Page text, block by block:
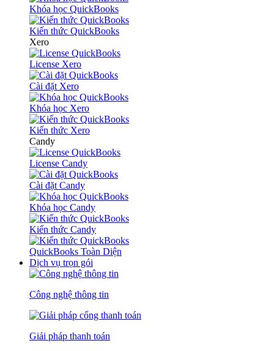
Khóa học QuickBooks
Kiến thức QuickBooks
Xero
License Xero
Cài đặt Xero
Khóa học Xero
Kiến thức Xero
Candy
License Candy
Cài đặt Candy
Khóa học Candy
Kiến thức Candy
QuickBooks Toàn Diện
Dịch vụ trọn gói
Công nghệ thông tin
Giải pháp thanh toán